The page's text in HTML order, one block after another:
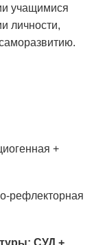
учащимися
личности,
+
рефлекторная